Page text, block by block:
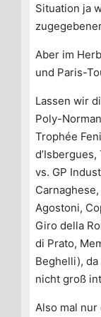
Situation ja
Aber im
und Paris-
Lassen wir
Poly-
Trophée
vs. GP
Carnaghese,
Agostoni,
Giro della
di Prato,
Beghelli),
nicht groß
Also mal